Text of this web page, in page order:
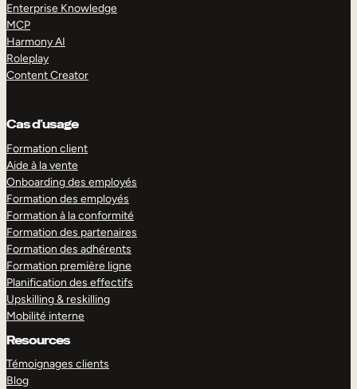
Enterprise Knowledge
MCP
Harmony AI
Roleplay
Content Creator
Cas d’usage
Formation client
Aide à la vente
Onboarding des employés
Formation des employés
Formation à la conformité
Formation des partenaires
Formation des adhérents
Formation première ligne
Planification des effectifs
Upskilling & reskilling
Mobilité interne
Resources
Témoignages clients
Blog